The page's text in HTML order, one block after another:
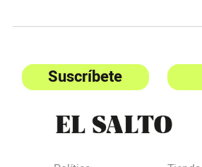
Suscríbete